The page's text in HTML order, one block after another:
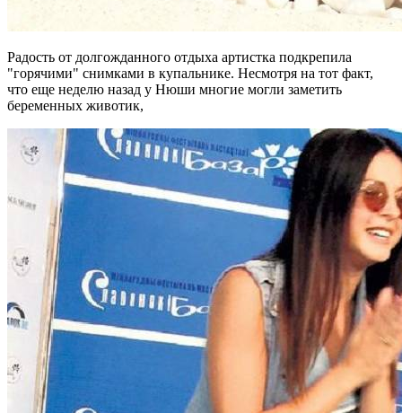
Радость от долгожданного отдыха артистка подкрепила
"горячими" снимками в купальнике. Несмотря на тот факт,
что еще неделю назад у Нюши многие могли заметить
беременных животик,